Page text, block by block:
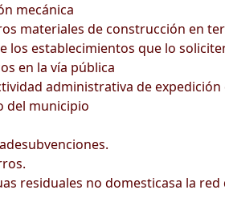
mecánica
materiales de construcción en
los establecimientos que lo
en la vía pública
administrativa de
del municipio
residuales no domesticasa la red